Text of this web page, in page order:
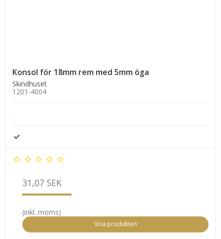
Konsol för 18mm rem med 5mm öga
Skindhuset
1201-4004
.
31,07 SEK
(inkl. moms)
Visa produkten